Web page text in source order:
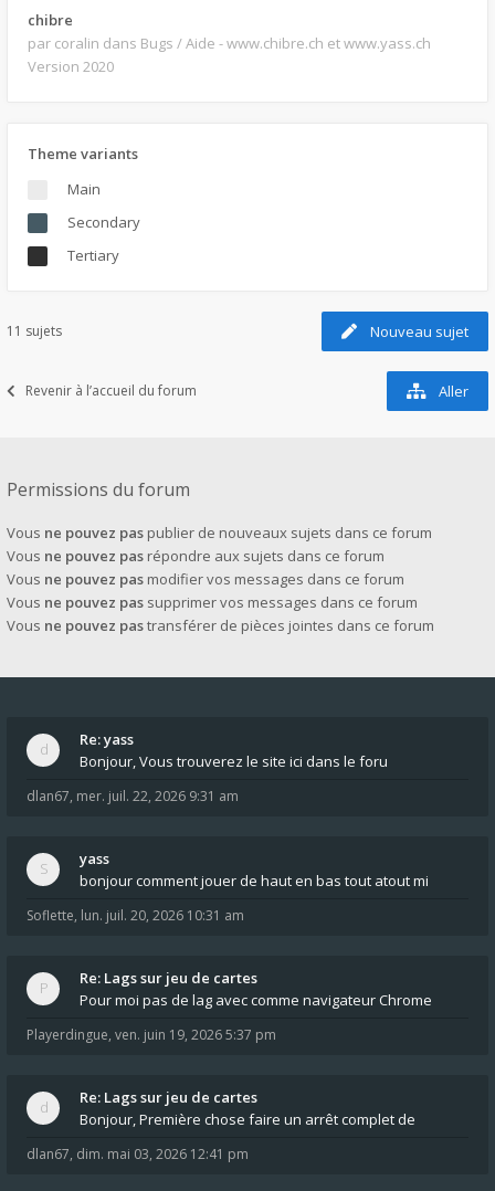
chibre
par coralin dans Bugs / Aide - www.chibre.ch et www.yass.ch
Version 2020
Theme variants
Main
Secondary
Tertiary
Nouveau sujet
11 sujets
Revenir à l’accueil du forum Aller
Permissions du forum
Vous ne pouvez pas publier de nouveaux sujets dans ce forum
Vous ne pouvez pas répondre aux sujets dans ce forum
Vous ne pouvez pas modifier vos messages dans ce forum
Vous ne pouvez pas supprimer vos messages dans ce forum
Vous ne pouvez pastransférer de pièces jointes dans ce forum
Re: yass
Bonjour, Vous trouverez le site ici dans le foru
dlan67, mer. juil. 22, 2026 9:31 am
yass
bonjour comment jouer de haut en bas tout atout mi
Soflette, lun. juil. 20, 2026 10:31 am
Re: Lags sur jeu de cartes
Pour moi pas de lag avec comme navigateur Chrome
Playerdingue, ven. juin 19, 2026 5:37 pm
Re: Lags sur jeu de cartes
Bonjour, Première chose faire un arrêt complet de
dlan67, dim. mai 03, 2026 12:41 pm